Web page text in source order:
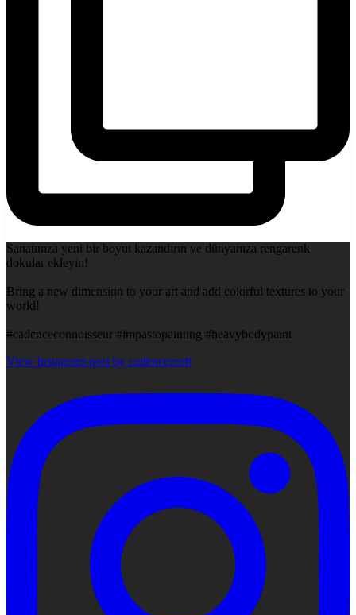
Sanatınıza yeni bir boyut kazandırın ve dünyanıza rengarenk
dokular ekleyin!
Bring a new dimension to your art and add colorful textures to your
world!
#cadenceconnoisseur #impastopainting #heavybodypaint
View Instagram post by cadencecraft